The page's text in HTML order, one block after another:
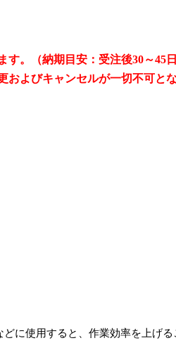
。（納期目安：受注後30～45日
およびキャンセルが一切不可と
に使用すると、作業効率を上げる